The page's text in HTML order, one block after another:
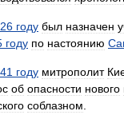
году был назначен
году по настоянию
году митрополит
об опасности нового
соблазном